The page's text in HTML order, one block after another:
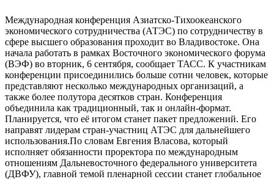
Международная конференция Азиатско-Тихоокеанского
экономического сотрудничества (АТЭС) по сотрудничеству в
сфере высшего образования проходит во Владивостоке. Она
начала работать в рамках Восточного экономического форума
(ВЭФ) во вторник, 6 сентября, сообщает ТАСС. К участникам
конференции присоединились больше сотни человек, которые
представляют несколько международных организаций, а
также более полутора десятков стран. Конференция
объединила как традиционный, так и онлайн-формат.
Планируется, что её итогом станет пакет предложений. Его
направят лидерам стран-участниц АТЭС для дальнейшего
использования.По словам Евгения Власова, который
исполняет обязанности проректора по международным
отношениям Дальневосточного федерального университета
(ДВФУ), главной темой пленарной сессии станет глобальное